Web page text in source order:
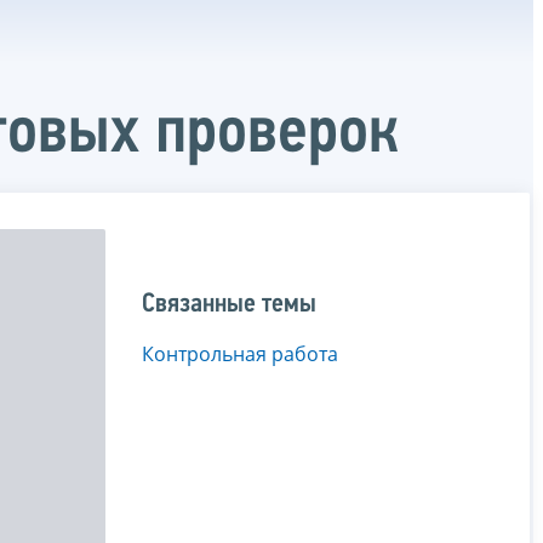
проверок
Связанные темы
Контрольная работа